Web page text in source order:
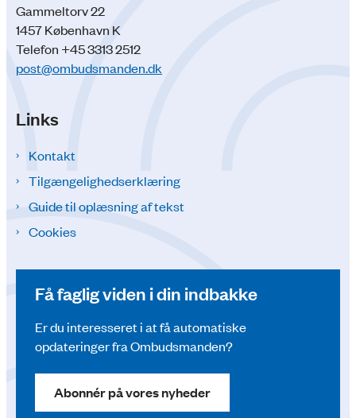
Gammeltorv 22
1457 København K
Telefon +45 3313 2512
post@ombudsmanden.dk
Links
Kontakt
Tilgængelighedserklæring
Guide til oplæsning af tekst
Cookies
Få faglig viden i din indbakke
Er du interesseret i at få automatiske
opdateringer fra Ombudsmanden?
Abonnér på vores nyheder